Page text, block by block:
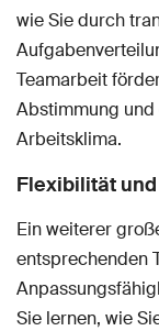
wie Sie durch
Teamarbeit
Abstimmung
Arbeitsklima.
Flexibilität
Ein weiterer
entsprechenden
Sie lernen, wie